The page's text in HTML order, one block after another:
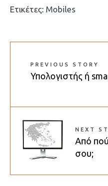
Ετικέτες: Mobiles
PREVIOUS STORY
Υπολογιστής ή
NEXT
Από
σου;